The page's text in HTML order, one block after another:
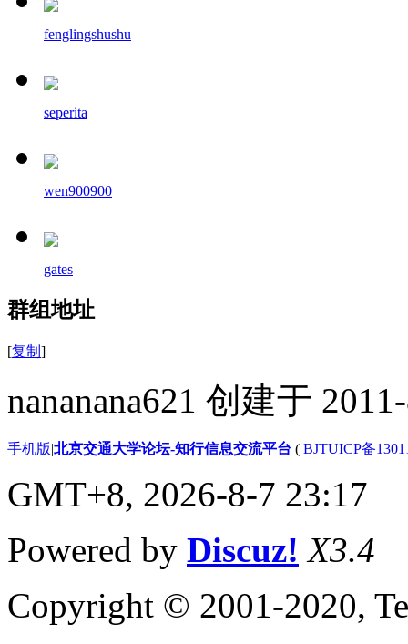
fenglingshushu
seperita
wen900900
gates
群组地址
[复制 ]
nananana621 创建于
手机版|北京交通大学论坛-知行信息交流平台 ( BJTUICP备
GMT+8, 2026-8-7 23:17
Powered by Discuz! X3.4
Copyright © 2001-2020,